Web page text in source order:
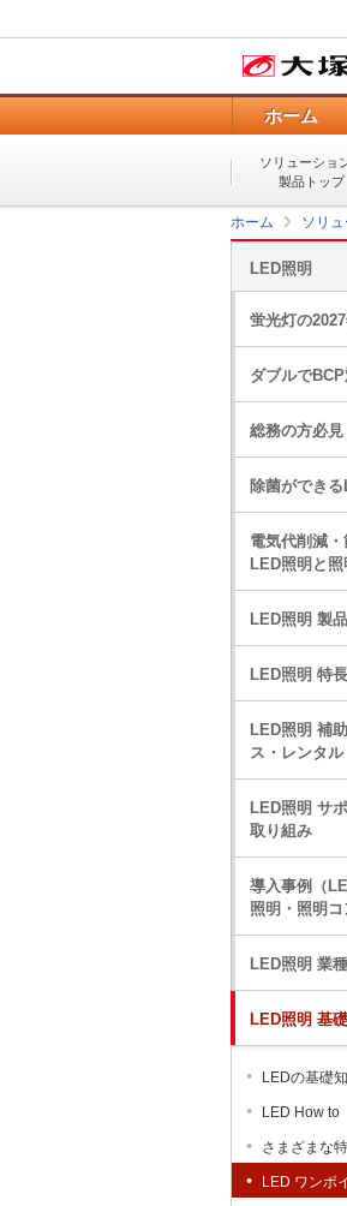
ホーム
ソリューショ
製品トップ
ホーム ソリ
LED照明
蛍光灯の
ダブルで
総務の方必
除菌ができ
電気代削減
LED照明と
LED照明 製
LED照明 特
LED照明 補
ス・レンタル
LED照明 サ
取り組み
導入事例（
照明・照明コ
LED照明 業
LED照明 基
LEDの基礎
LED How to
さまざまな
LED ワンポ